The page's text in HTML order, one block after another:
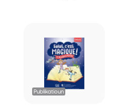
Publikatioun